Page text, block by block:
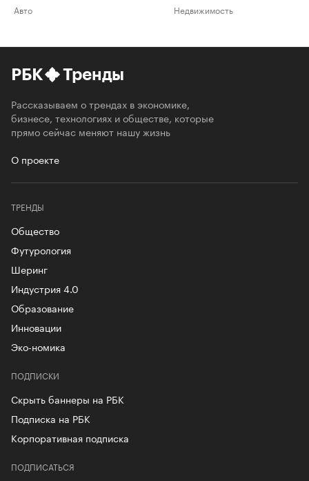
Авто Недвижимость
РБК Тренды
Рассказываем о трендах в экономике,
бизнесе, технологиях и обществе, которые
прямо сейчас меняют нашу жизнь
О проекте
ТРЕНДЫ
Общество
Футурология
Шеринг
Индустрия 4.0
Образование
Инновации
Эко-номика
ПОДПИСКИ
Скрыть баннеры на РБК
Подписка на РБК
Корпоративная подписка
ПОДПИСАТЬСЯ